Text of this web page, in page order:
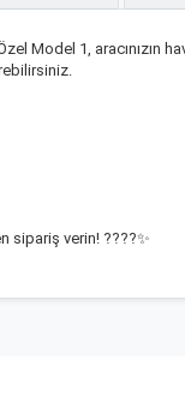
Model 1,
sipariş verin! ????✨